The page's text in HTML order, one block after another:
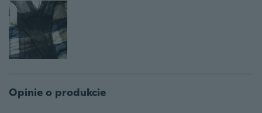
Opinie o produkcie